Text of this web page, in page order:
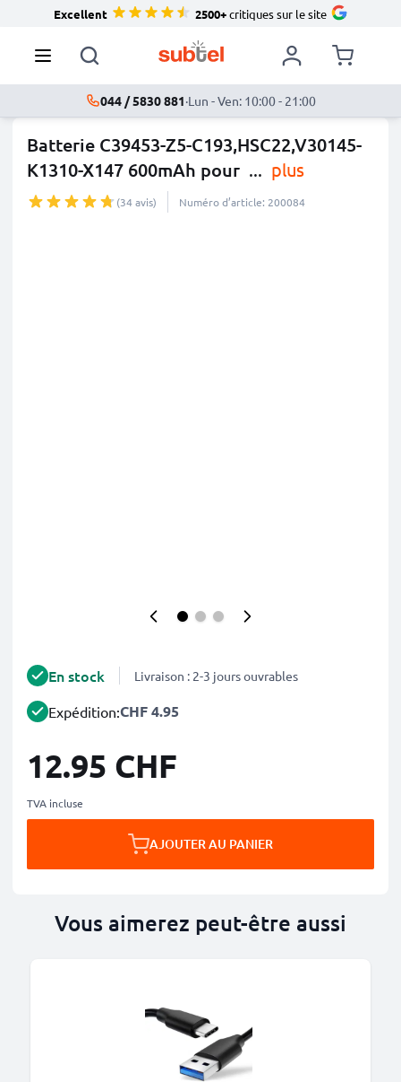
Excellent 2500+critiques sur le site
044 / 5830 881·Lun - Ven: 10:00 - 21:00
Batterie C39453-Z5-C193,HSC22,V30145-
K1310-X147 600mAh pour ... plus
(34 avis) Numéro d’article: 200084
En stock Livraison : 2-3 jours ouvrables
Expédition:CHF 4.95
12.95 CHF
TVA incluse
AJOUTER AU PANIER
Vous aimerez peut-être aussi